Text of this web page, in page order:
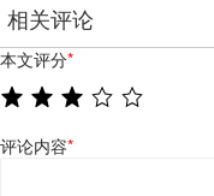
相关评论
本文评分*
评论内容*